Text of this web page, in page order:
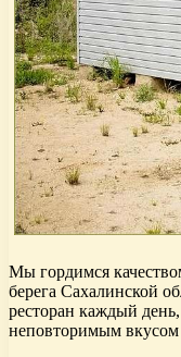
Мы гордимся
берега Сахалинской
ресторан каждый
неповторимым